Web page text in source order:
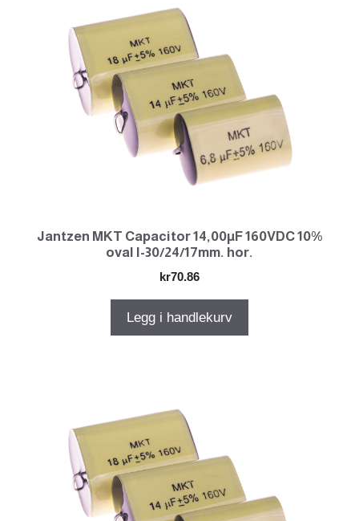
Jantzen MKT Capacitor 14,00µF 160VDC 10%
oval l-30/24/17mm. hor.
kr70.86
Legg i handlekurv